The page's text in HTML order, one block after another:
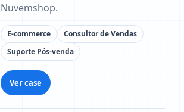
Nuvemshop.
E-commerce
Consultor de Vendas
Suporte Pós-venda
Ver case